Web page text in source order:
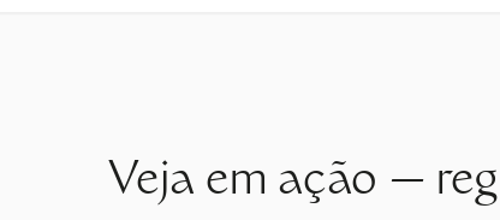
Veja em ação —